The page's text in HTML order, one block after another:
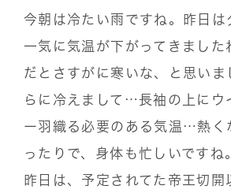
今朝は冷たい雨ですね。昨日は
一気に気温が下がってきました
だとさすがに寒いな、と思いま
らに冷えまして…長袖の上にウ
ー羽織る必要のある気温…熱く
ったりで、身体も忙しいですね
昨日は、予定されてた帝王切開